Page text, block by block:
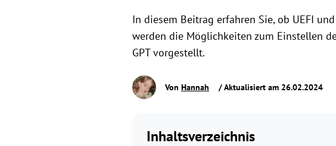
In diesem Beitrag erfahren Sie, ob UEFI
werden die Möglichkeiten zum Einstellen
GPT vorgestellt.
Von Hannah / Aktualisiert am 26.02.2024
Inhaltsverzeichnis